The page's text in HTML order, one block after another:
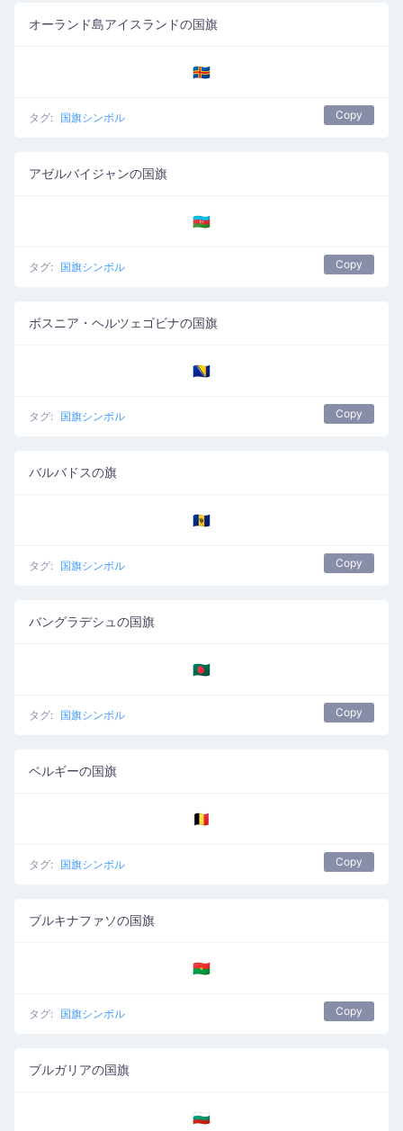
オーランド島アイスランドの国旗
🇦🇽
タグ: 国旗シンボル Copy
アゼルバイジャンの国旗
🇦🇿
タグ: 国旗シンボル Copy
ボスニア・ヘルツェゴビナの国旗
🇧🇦
タグ: 国旗シンボル Copy
バルバドスの旗
🇧🇧
タグ: 国旗シンボル Copy
バングラデシュの国旗
🇧🇩
タグ: 国旗シンボル Copy
ベルギーの国旗
🇧🇪
タグ: 国旗シンボル Copy
ブルキナファソの国旗
🇧🇫
タグ: 国旗シンボル Copy
ブルガリアの国旗
🇧🇬